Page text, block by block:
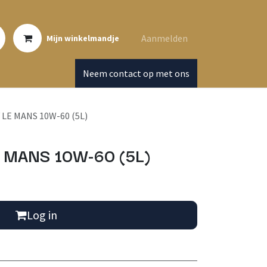
Mijn winkelmandje Aanmelden
Neem contact op met ons
MANS 10W-60 (5L)
10W-60 (5L)
Log in